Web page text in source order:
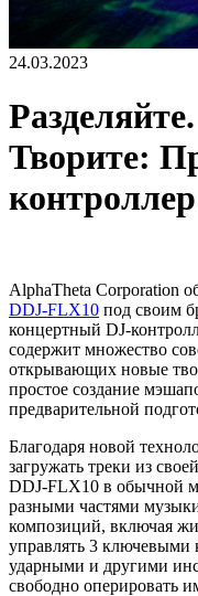
24.03.2023
Творите:
AlphaTheta Corporation
DDJ‑FLX10 под своим
концертный DJ-
содержит множество
открывающих новые
простое создание
предварительной
Благодаря новой
загружать треки из
DDJ‑FLX10 в обычной
разными частями
композиций, включая
управлять 3 ключевыми
ударными и другими
свободно оперировать